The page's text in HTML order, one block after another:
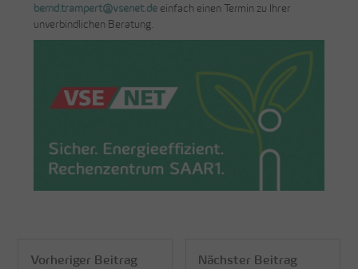
bernd.trampert@vsenet.de einfach einen Termin zu Ihrer
unverbindlichen Beratung.
Vorheriger Beitrag Nächster Beitrag